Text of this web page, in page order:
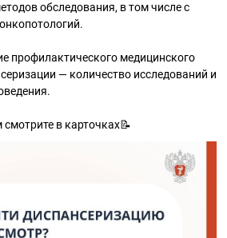
обследования, в том числе с
профилактического медицинского
— количество исследований и
в карточках📝